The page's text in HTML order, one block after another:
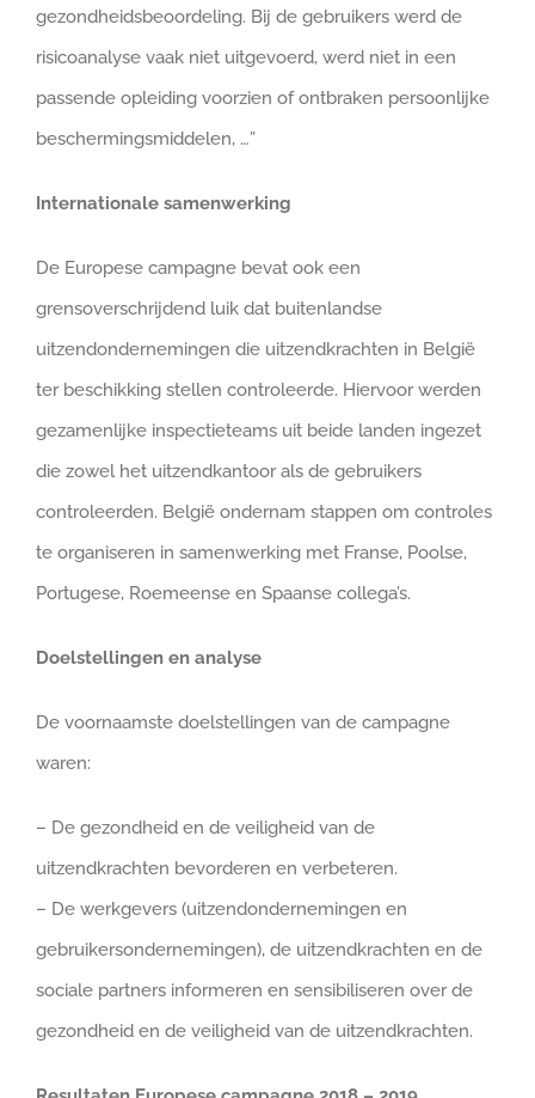
gezondheidsbeoordeling. Bij de gebruikers werd de
risicoanalyse vaak niet uitgevoerd, werd niet in een
passende opleiding voorzien of ontbraken persoonlijke
beschermingsmiddelen, …”
Internationale samenwerking
De Europese campagne bevat ook een
grensoverschrijdend luik dat buitenlandse
uitzendondernemingen die uitzendkrachten in België
ter beschikking stellen controleerde. Hiervoor werden
gezamenlijke inspectieteams uit beide landen ingezet
die zowel het uitzendkantoor als de gebruikers
controleerden. België ondernam stappen om controles
te organiseren in samenwerking met Franse, Poolse,
Portugese, Roemeense en Spaanse collega’s.
Doelstellingen en analyse
De voornaamste doelstellingen van de campagne
waren:
– De gezondheid en de veiligheid van de
uitzendkrachten bevorderen en verbeteren.
– De werkgevers (uitzendondernemingen en
gebruikersondernemingen), de uitzendkrachten en de
sociale partners informeren en sensibiliseren over de
gezondheid en de veiligheid van de uitzendkrachten.